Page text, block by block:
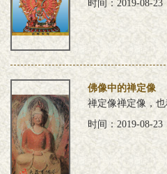
时间：2019-08-23
佛像中的禅定像
禅定像禅定像，
时间：2019-08-23